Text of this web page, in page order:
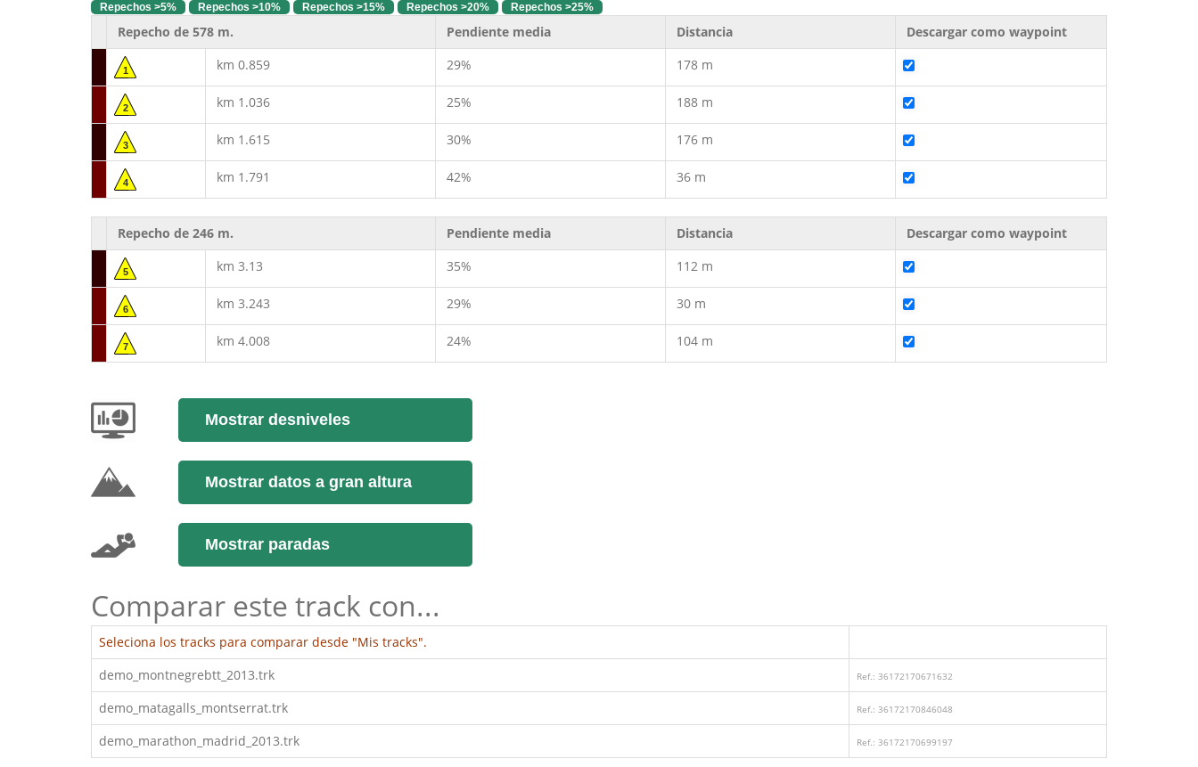
Repechos >5% Repechos >10% Repechos >15% Repechos >20% Repechos >25%
Repecho de 578 m. Pendiente media Distancia Descargar como waypoint
1 km 0.859 29% 178 m
2 km 1.036 25% 188 m
3 km 1.615 30% 176 m
4 km 1.791 42% 36 m
Repecho de 246 m. Pendiente media Distancia Descargar como waypoint
5 km 3.13 35% 112 m
6 km 3.243 29% 30 m
7 km 4.008 24% 104 m
Mostrar desniveles
Mostrar datos a gran altura
Mostrar paradas
Comparar este track con...
Seleciona los tracks para comparar desde "Mis tracks".
demo_montnegrebtt_2013.trk
Ref.: 36172170671632
demo_matagalls_montserrat.trk Ref.: 36172170846048
demo_marathon_madrid_2013.trk Ref.: 36172170699197